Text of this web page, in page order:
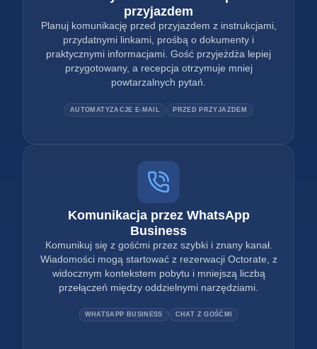
przyjazdem
Planuj komunikację przed przyjazdem z instrukcjami,
przydatnymi linkami, prośbą o dokumenty i
praktycznymi informacjami. Gość przyjeżdża lepiej
przygotowany, a recepcja otrzymuje mniej
powtarzalnych pytań.
AUTOMATYZACJE E-MAIL PRZED PRZYJAZDEM
Komunikacja przez WhatsApp
Business
Komunikuj się z gośćmi przez szybki i znany kanał.
Wiadomości mogą startować z rezerwacji Octorate, z
widocznym kontekstem pobytu i mniejszą liczbą
przełączeń między oddzielnymi narzędziami.
WHATSAPP BUSINESS CHAT Z GOŚĆMI